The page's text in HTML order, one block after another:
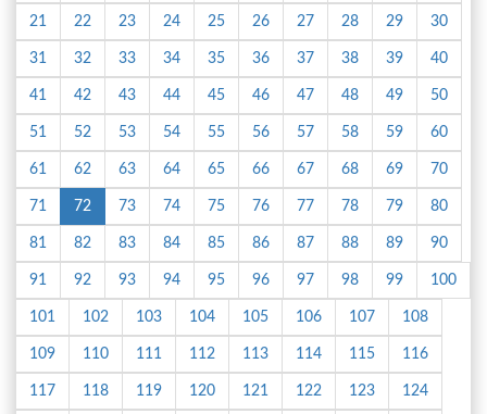
21 22 23 24 25 26 27 28 29 30
31 32 33 34 35 36 37 38 39 40
41 42 43 44 45 46 47 48 49 50
51 52 53 54 55 56 57 58 59 60
61 62 63 64 65 66 67 68 69 70
71 72 73 74 75 76 77 78 79 80
81 82 83 84 85 86 87 88 89 90
91 92 93 94 95 96 97 98 99 100
101 102 103 104 105 106 107 108
109 110 111 112 113 114 115 116
117 118 119 120 121 122 123 124